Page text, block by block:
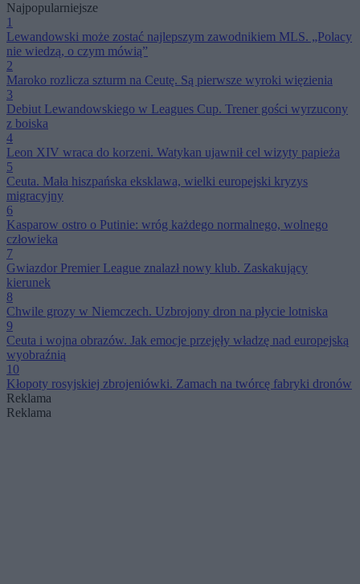
Najpopularniejsze
1
Lewandowski może zostać najlepszym zawodnikiem MLS. „Polacy
nie wiedzą, o czym mówią”
2
Maroko rozlicza szturm na Ceutę. Są pierwsze wyroki więzienia
3
Debiut Lewandowskiego w Leagues Cup. Trener gości wyrzucony
z boiska
4
Leon XIV wraca do korzeni. Watykan ujawnił cel wizyty papieża
5
Ceuta. Mała hiszpańska eksklawa, wielki europejski kryzys
migracyjny
6
Kasparow ostro o Putinie: wróg każdego normalnego, wolnego
człowieka
7
Gwiazdor Premier League znalazł nowy klub. Zaskakujący
kierunek
8
Chwile grozy w Niemczech. Uzbrojony dron na płycie lotniska
9
Ceuta i wojna obrazów. Jak emocje przejęły władzę nad europejską
wyobraźnią
10
Kłopoty rosyjskiej zbrojeniówki. Zamach na twórcę fabryki dronów
Reklama
Reklama